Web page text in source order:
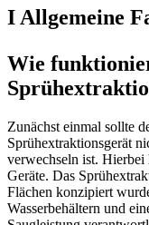
I Allgemeine
Wie
Zunächst einmal sollte
Sprühextraktionsgerät
verwechseln ist.
Geräte. Das
Flächen konzipiert
Wasserbehältern und